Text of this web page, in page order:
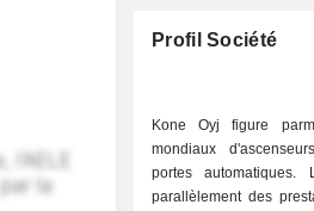
Profil Société
Kone Oyj figure
mondiaux
portes automatiques.
parallèlement des